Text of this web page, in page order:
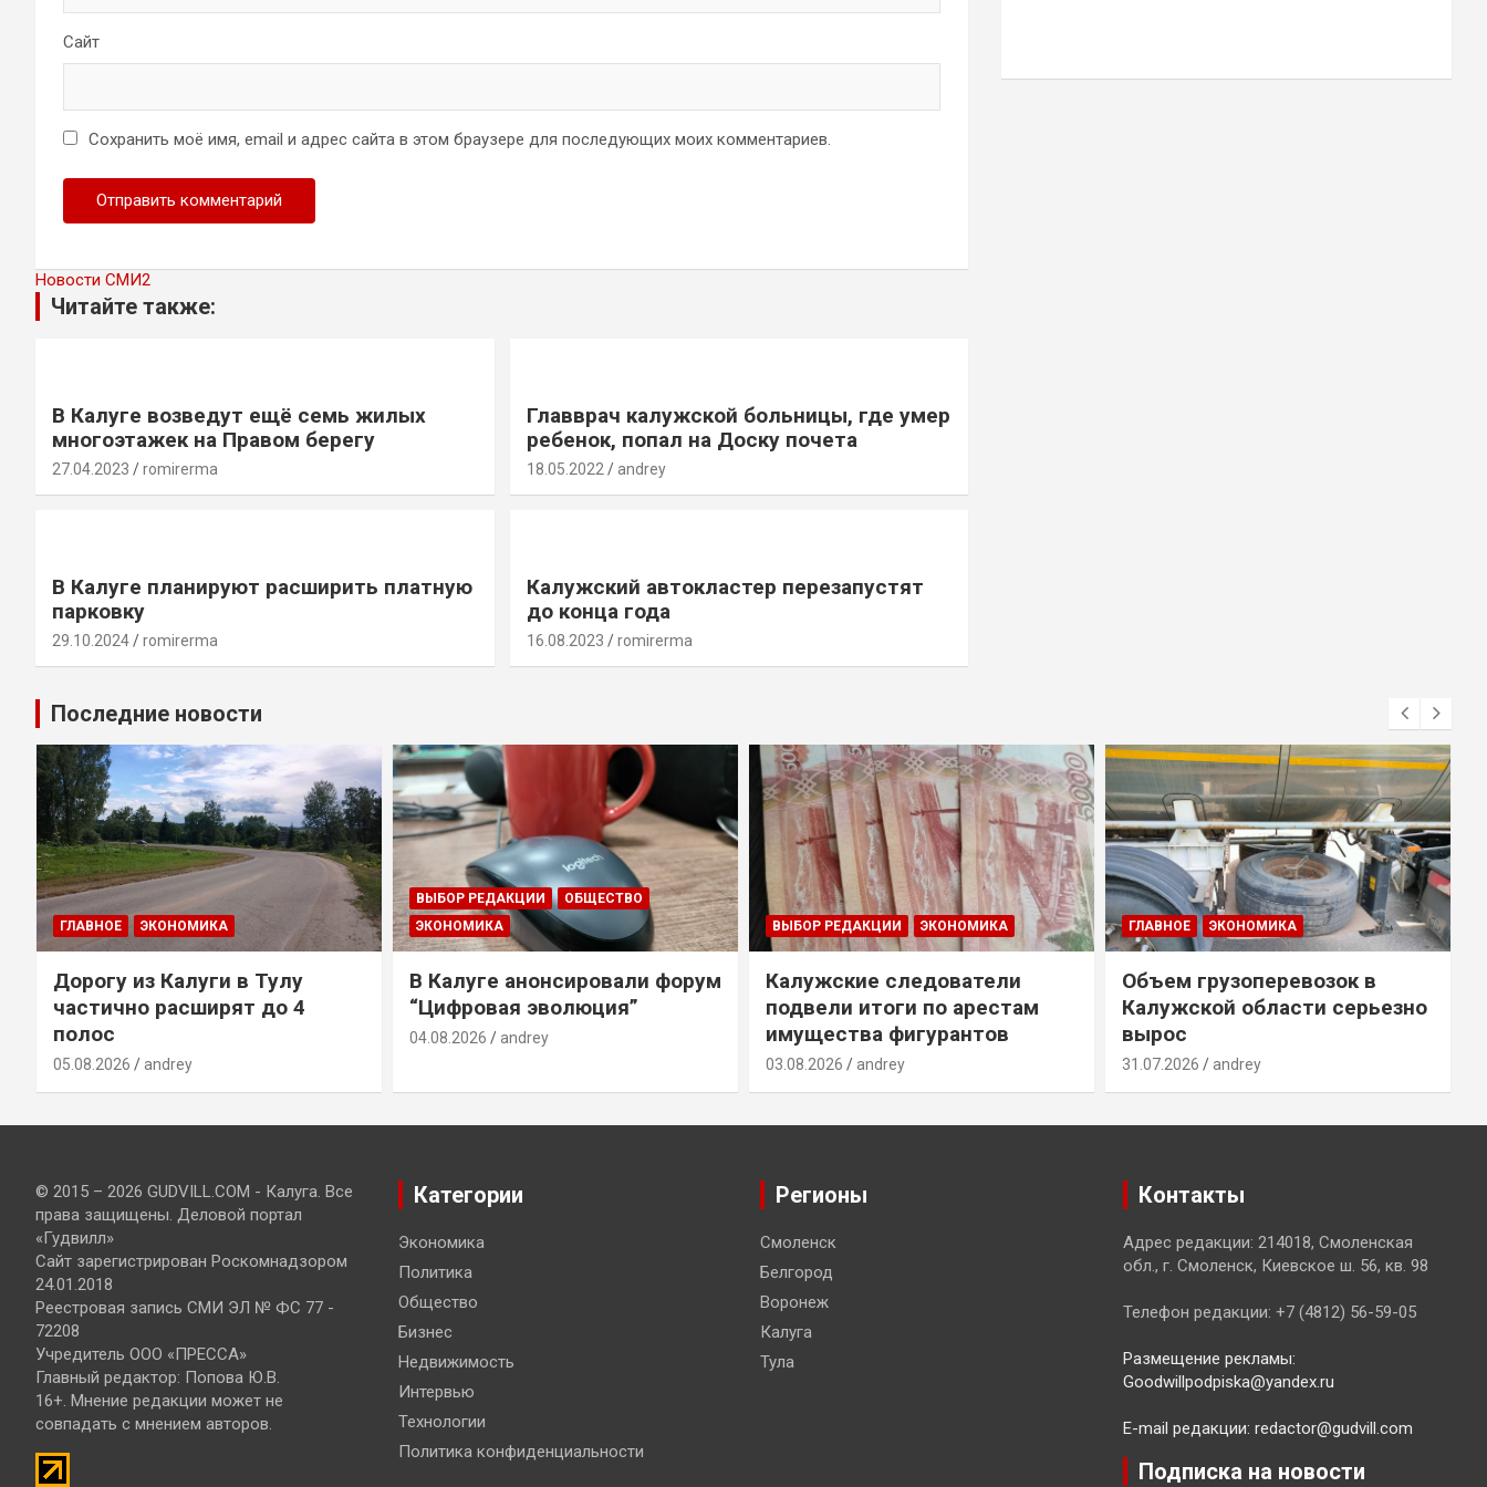
Сайт
Сохранить моё имя, email и адрес сайта в этом браузере для последующих моих комментариев.
Новости СМИ2
Читайте также:
В Калуге возведут ещё семь жилых
многоэтажек на Правом берегу
27.04.2023 romirerma
Главврач калужской больницы, где умер
ребенок, попал на Доску почета
18.05.2022 andrey
В Калуге планируют расширить платную
парковку
29.10.2024 romirerma
Калужский автокластер перезапустят
до конца года
16.08.2023 romirerma
Последние новости
ГЛАВНОЕ ЭКОНОМИКА
Дорогу из Калуги в Тулу
частично расширят до 4
полос
05.08.2026 andrey
ВЫБОР РЕДАКЦИИ
ОБЩЕСТВО
ЭКОНОМИКА
В Калуге анонсировали форум
“Цифровая эволюция”
04.08.2026 andrey
ВЫБОР РЕДАКЦИИ ЭКОНОМИКА
Калужские следователи
подвели итоги по арестам
имущества фигурантов
03.08.2026 andrey
ГЛАВНОЕ ЭКОНОМИКА
Объем грузоперевозок в
Калужской области серьезно
вырос
31.07.2026 andrey
© 2015 – 2026 GUDVILL.COM - Калуга. Все
права защищены. Деловой портал
«Гудвилл»
Сайт зарегистрирован Роскомнадзором
24.01.2018
Реестровая запись СМИ ЭЛ № ФС 77 -
72208
Учредитель ООО «ПРЕССА»
Главный редактор: Попова Ю.В.
16+. Мнение редакции может не
совпадать с мнением авторов.
Категории
Экономика
Политика
Общество
Бизнес
Недвижимость
Интервью
Технологии
Политика конфиденциальности
Регионы
Смоленск
Белгород
Воронеж
Калуга
Тула
Контакты
Адрес редакции: 214018, Смоленская
обл., г. Смоленск, Киевское ш. 56, кв. 98
Телефон редакции: +7 (4812) 56-59-05
Размещение рекламы:
Goodwillpodpiska@yandex.ru
E-mail редакции: redactor@gudvill.com
Подписка на новости